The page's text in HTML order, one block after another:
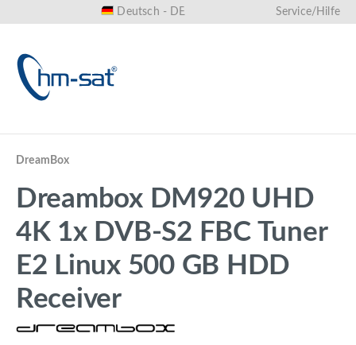
Deutsch - DE Service/Hilfe
DreamBox
Dreambox DM920 UHD
4K 1x DVB-S2 FBC Tuner
E2 Linux 500 GB HDD
Receiver